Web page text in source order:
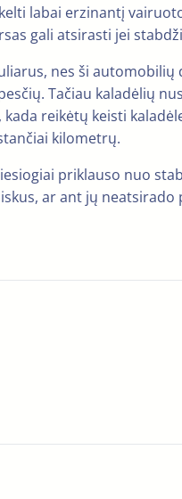
labai erzinantį
gali atsirasti jei
nes ši automobilių
Tačiau kaladėlių
reikėtų keisti
kilometrų.
priklauso nuo
ar ant jų neatsirado